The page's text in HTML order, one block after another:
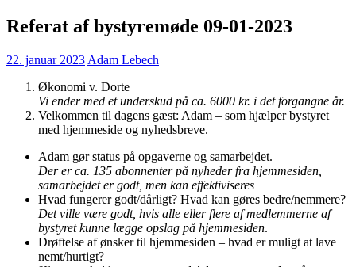
Referat af bystyremøde 09-01-2023
22. januar 2023 Adam Lebech
Økonomi v. Dorte
Vi ender med et underskud på ca. 6000 kr. i det forgangne år.
Velkommen til dagens gæst: Adam – som hjælper bystyret
med hjemmeside og nyhedsbreve.
Adam gør status på opgaverne og samarbejdet.
Der er ca. 135 abonnenter på nyheder fra hjemmesiden,
samarbejdet er godt, men kan effektiviseres
Hvad fungerer godt/dårligt? Hvad kan gøres bedre/nemmere?
Det ville være godt, hvis alle eller flere af medlemmerne af
bystyret kunne lægge opslag på hjemmesiden.
Drøftelse af ønsker til hjemmesiden – hvad er muligt at lave
nemt/hurtigt?